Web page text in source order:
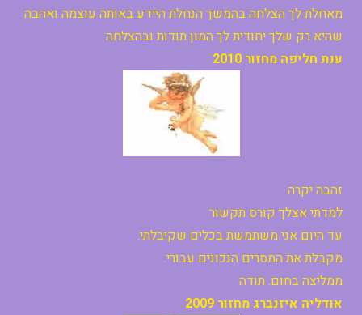
מאחלת לך הצלחה בהמשך הנחלת היידע באותה עוצמה ואהבה
שהיא רק שלך יחודית לך המון תודות ובהצלחה
ענת חליפה מחזור 2010
זהבה יקרה
למדתי אצלך קורס תקשור
עד היום אני משתמשת בכלים שקיבלתי.
מקבלת את המסרים הנכונים עבורי.
ממליצה בחום. תודה
אודליה איזנברג מחזור 2009